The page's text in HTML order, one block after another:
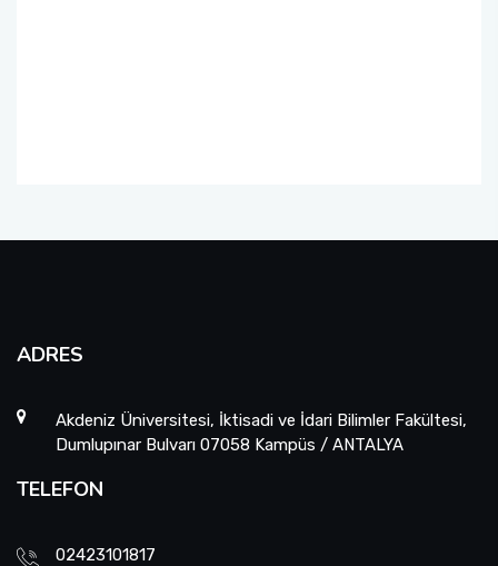
ADRES
Akdeniz Üniversitesi, İktisadi ve İdari Bilimler Fakültesi,
Dumlupınar Bulvarı 07058 Kampüs / ANTALYA
TELEFON
02423101817